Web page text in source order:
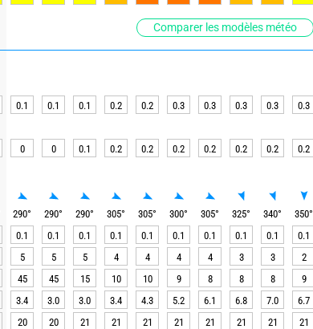
Comparer les modèles météo
0.1 0.1 0.1 0.2 0.2 0.3 0.3 0.3 0.3 0.3
0 0 0.1 0.2 0.2 0.2 0.2 0.2 0.2 0.2
290° 290° 290° 305° 305° 300° 305° 325° 340° 350°
0.1 0.1 0.1 0.1 0.1 0.1 0.1 0.1 0.1 0.1
5 5 5 4 4 4 4 3 3 2
45 45 15 10 10 9 8 8 8 9
3.4 3.0 3.0 3.4 4.3 5.2 6.1 6.8 7.0 6.7
20 20 21 21 21 21 21 21 21 21